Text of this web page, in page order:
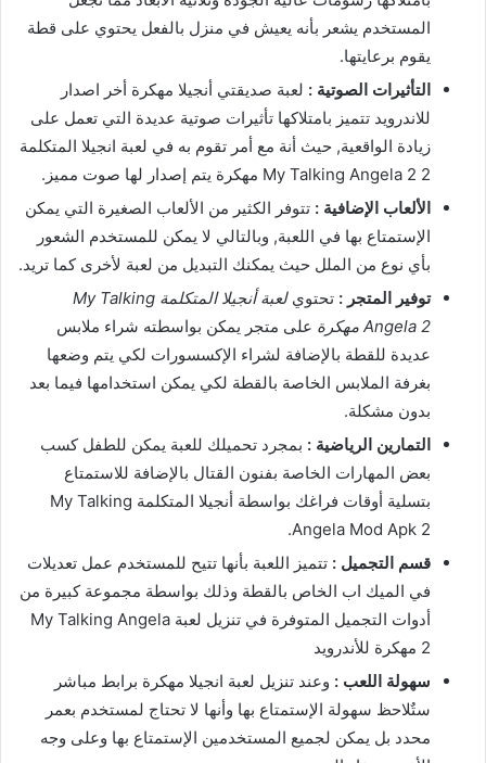
المستخدم يشعر بأنه يعيش في منزل بالفعل يحتوي على قطة
يقوم برعايتها.
التأثيرات الصوتية : لعبة صديقتي أنجيلا مهكرة أخر اصدار
للاندرويد تتميز بامتلاكها تأثيرات صوتية عديدة التي تعمل على
زيادة الواقعية, حيث أنة مع أمر تقوم به في لعبة انجيلا المتكلمة
2 My Talking Angela 2 مهكرة يتم إصدار لها صوت مميز.
الألعاب الإضافية : تتوفر الكثير من الألعاب الصغيرة التي يمكن
الإستمتاع بها في اللعبة, وبالتالي لا يمكن للمستخدم الشعور
بأي نوع من الملل حيث يمكنك التبديل من لعبة لأخرى كما تريد.
توفير المتجر : تحتوي
لعبة أنجيلا المتكلمة My Talking
Angela 2 مهكرة
على متجر يمكن بواسطته شراء ملابس
عديدة للقطة بالإضافة لشراء الإكسسورات لكي يتم وضعها
بغرفة الملابس الخاصة بالقطة لكي يمكن استخدامها فيما بعد
بدون مشكلة.
التمارين الرياضية : بمجرد تحميلك للعبة يمكن للطفل كسب
بعض المهارات الخاصة بفنون القتال بالإضافة للاستمتاع
بتسلية أوقات فراغك بواسطة أنجيلا المتكلمة My Talking
Angela Mod Apk 2.
قسم التجميل : تتميز اللعبة بأنها تتيح للمستخدم عمل تعديلات
في الميك اب الخاص بالقطة وذلك بواسطة مجموعة كبيرة من
أدوات التجميل المتوفرة في تنزيل لعبة My Talking Angela
2 مهكرة للأندرويد
سهولة اللعب : وعند تنزيل لعبة انجيلا مهكرة برابط مباشر
ستٌلاحظ سهولة الإستمتاع بها وأنها لا تحتاج لمستخدم بعمر
محدد بل يمكن لجميع المستخدمين الإستمتاع بها وعلى وجه